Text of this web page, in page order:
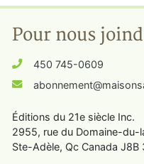
Pour nous
450 745-0609
Éditions du 21e siècle Inc.
2955, rue du Domaine-du-
Ste-Adèle, Qc Canada J8B